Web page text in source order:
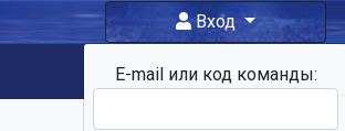
Вход
E-mail или код команды: